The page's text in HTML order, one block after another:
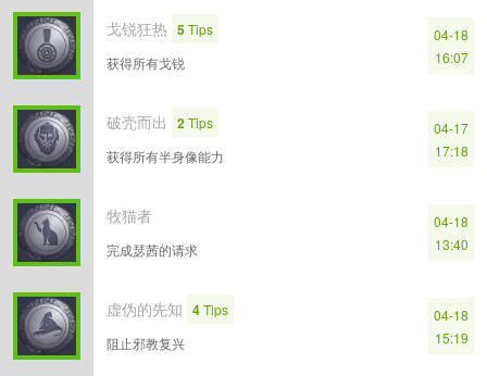
戈锐狂热 5Tips
获得所有戈锐
04-18
16:07
破壳而出 2Tips
获得所有半身像能力
04-17
17:18
牧猫者
完成瑟茜的请求
04-18
13:40
虚伪的先知 4Tips
阻止邪教复兴
04-18
15:19